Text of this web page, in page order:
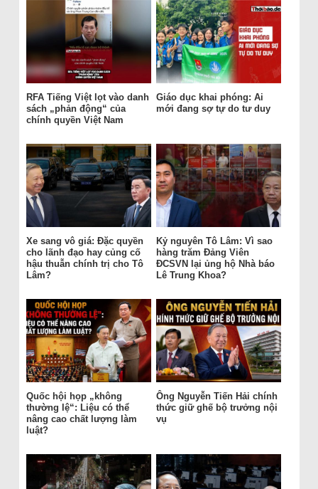
RFA Tiếng Việt lọt vào danh
sách „phản động“ của
chính quyền Việt Nam
Giáo dục khai phóng: Ai
mới đang sợ tự do tư duy
Xe sang vô giá: Đặc quyền
cho lãnh đạo hay củng cố
hậu thuẫn chính trị cho Tô
Lâm?
Kỷ nguyên Tô Lâm: Vì sao
hàng trăm Đảng Viên
ĐCSVN lại ủng hộ Nhà báo
Lê Trung Khoa?
Quốc hội họp „không
thường lệ“: Liệu có thể
nâng cao chất lượng làm
luật?
Ông Nguyễn Tiến Hải chính
thức giữ ghế bộ trưởng nội
vụ